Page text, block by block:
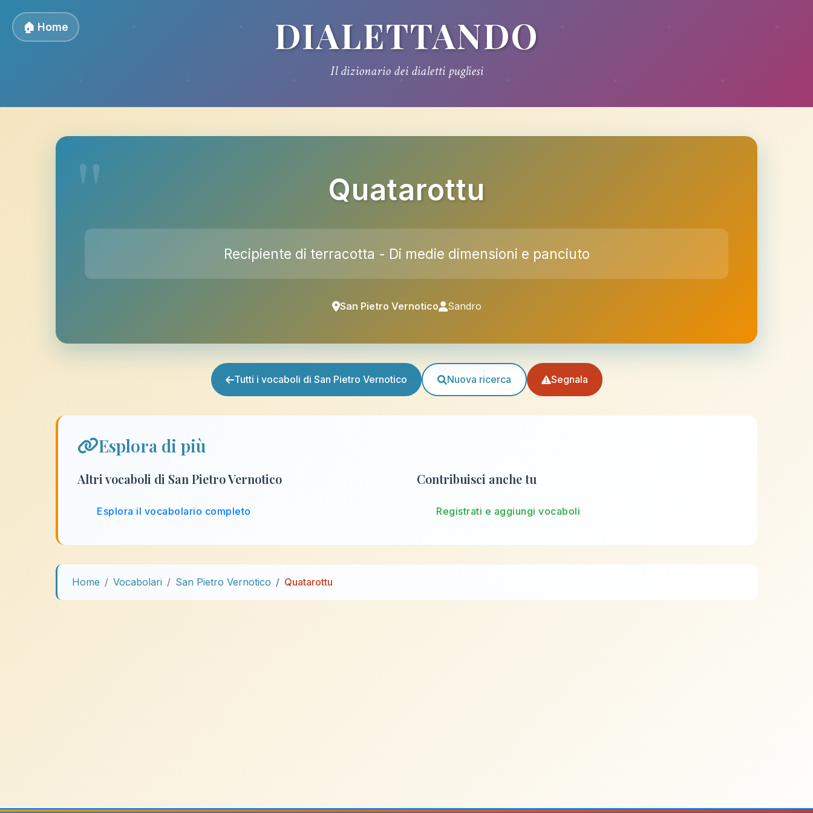
🏠 Home DIALETTANDO
Il dizionario dei dialetti pugliesi
Quatarottu
Recipiente di terracotta - Di medie dimensioni e panciuto
San Pietro Vernotico Sandro
Tutti i vocaboli di San Pietro Vernotico Nuova ricerca Segnala
Esplora di più
Altri vocaboli di San Pietro Vernotico
Esplora il vocabolario completo
Contribuisci anche tu
Registrati e aggiungi vocaboli
Home Vocabolari San Pietro Vernotico Quatarottu